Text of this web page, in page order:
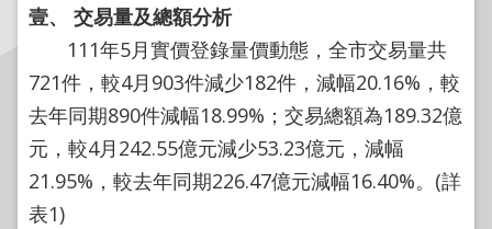
割
籍
成
果
供
應
壹、 交易量及總額分析
111年5月實價登錄量價動態，全市交易量共
721件，較4月903件減少182件，減幅20.16%，較
去年同期890件減幅18.99%；交易總額為189.32億
元，較4月242.55億元減少53.23億元，減幅
21.95%，較去年同期226.47億元減幅16.40%。(詳
表1)